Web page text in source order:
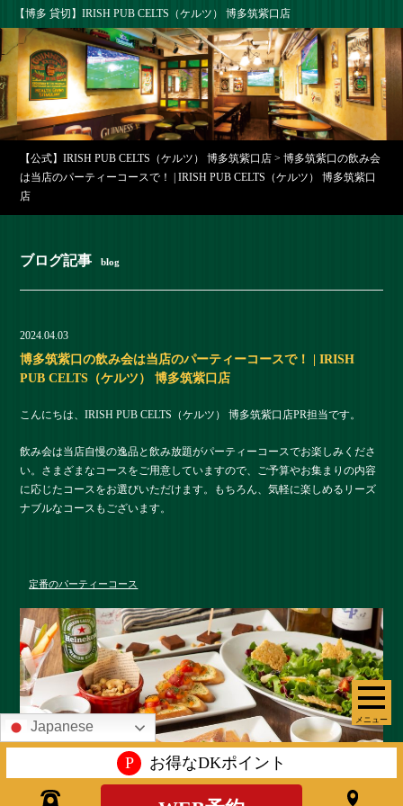
【博多 貸切】IRISH PUB CELTS（ケルツ） 博多筑紫口店
メニュー
【公式】IRISH PUB CELTS（ケルツ） 博多筑紫口店 >博多筑紫口の飲み会
は当店のパーティーコースで！ | IRISH PUB CELTS（ケルツ） 博多筑紫口
店
ブログ記事 blog
2024.04.03
博多筑紫口の飲み会は当店のパーティーコースで！ | IRISH
PUB CELTS（ケルツ） 博多筑紫口店
こんにちは、IRISH PUB CELTS（ケルツ） 博多筑紫口店PR担当です。
飲み会は当店自慢の逸品と飲み放題がパーティーコースでお楽しみくださ
い。さまざまなコースをご用意していますので、ご予算やお集まりの内容
に応じたコースをお選びいただけます。もちろん、気軽に楽しめるリーズ
ナブルなコースもございます。
定番のパーティーコース
Japanese
P お得なDKポイント